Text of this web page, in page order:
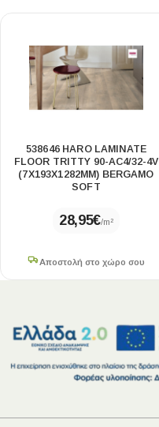
538646 HARO LAMINATE
FLOOR TRITTY 90-AC4/32-4V
(7X193X1282MM) BERGAMO
SOFT
28,95€/m²
Αποστολή στο χώρο σου